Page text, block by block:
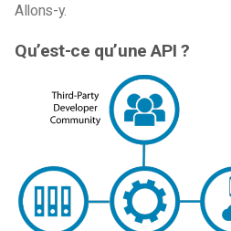
Allons-y.
Qu’est-ce qu’une API ?